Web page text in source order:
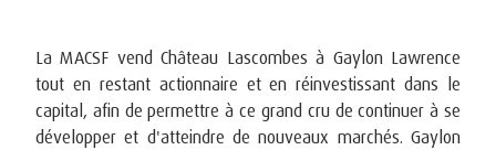
La MACSF vend Château Lascombes à Gaylon Lawrence
tout en restant actionnaire et en réinvestissant dans le
capital, afin de permettre à ce grand cru de continuer à se
développer et d'atteindre de nouveaux marchés. Gaylon